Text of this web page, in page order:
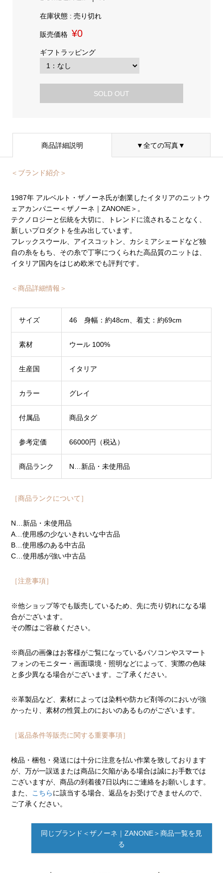
在庫状態 : 売り切れ
販売価格 ¥0
ギフトラッピング
SOLD OUT
商品詳細説明 ▼全ての写真▼
＜ブランド紹介＞
1987年 アルベルト・ザノーネ氏が創業したイタリアのニットウ
ェアカンパニー＜ザノーネ｜ZANONE＞。
テクノロジーと伝統を大切に、トレンドに流されることなく、
新しいプロダクトを生み出しています。
フレックスウール、アイスコットン、カシミアシェードなど独
自の糸をもち、その糸で丁寧につくられた高品質のニットは、
イタリア国内をはじめ欧米でも評判です。
＜商品詳細情報＞
サイズ 46 身幅：約48cm、着丈：約69cm
素材 ウール 100%
生産国 イタリア
カラー グレイ
付属品 商品タグ
参考定価 66000円（税込）
商品ランク N…新品・未使用品
［商品ランクについて］
N…新品・未使用品
A…使用感の少ないきれいな中古品
B…使用感のある中古品
C…使用感が強い中古品
［注意事項］
※他ショップ等でも販売しているため、先に売り切れになる場
合がございます。
その際はご容赦ください。
※商品の画像はお客様がご覧になっているパソコンやスマート
フォンのモニター・画面環境・照明などによって、実際の色味
と多少異なる場合がございます。ご了承ください。
※革製品など、素材によっては染料や防カビ剤等のにおいが強
かったり、素材の性質上のにおいのあるものがございます。
［返品条件等販売に関する重要事項］
検品・梱包・発送には十分に注意を払い作業を致しております
が、万が一誤送または商品に欠陥がある場合は誠にお手数では
ございますが、商品の到着後7日以内にご連絡をお願いします。
また、
こちらに該当する場合、返品をお受けできませんので、
ご了承ください。
同じブランド＜ザノーネ｜ZANONE＞商品一覧を見
る